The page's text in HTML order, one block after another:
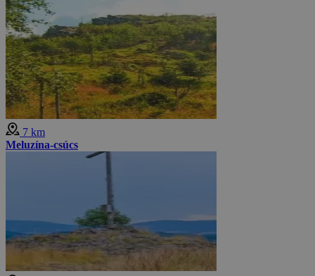
7 km
Meluzína-csúcs